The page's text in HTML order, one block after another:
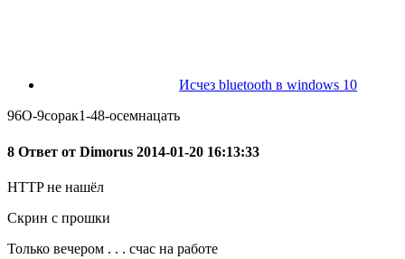
Исчез bluetooth в windows 10
96О-9сорак1-48-осемнацать
8 Ответ от Dimorus 2014-01-20 16:13:33
HTTP не нашёл
Скрин с прошки
Только вечером . . . счас на работе